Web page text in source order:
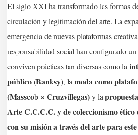
El siglo XXI ha transformado las formas
circulación y legitimación del arte. La
emergencia de nuevas plataformas
responsabilidad social han configurado un
conviven prácticas tan diversas como la
público (Banksy), la moda como
(Masscob × Cruzvillegas)y la
Arte C.C.C.C. y de coleccionismo
con su misión a través del arte para